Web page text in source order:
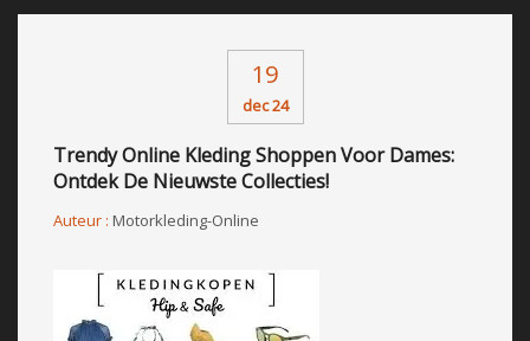
19
dec 24
Trendy Online Kleding Shoppen Voor Dames:
Ontdek De Nieuwste Collecties!
Auteur : Motorkleding-Online